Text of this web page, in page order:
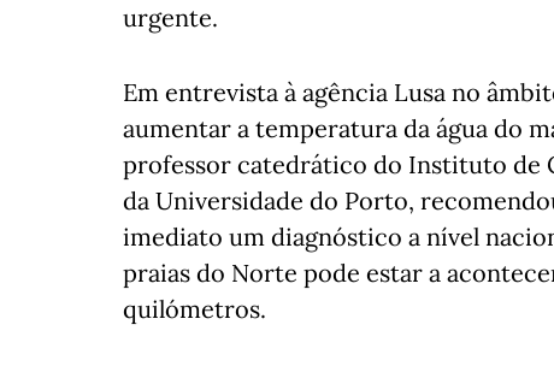
urgente.
Em entrevista à agência Lusa no
aumentar a temperatura da água do
professor catedrático do Instituto de
da Universidade do Porto,
imediato um diagnóstico a nível
praias do Norte pode estar a
quilómetros.